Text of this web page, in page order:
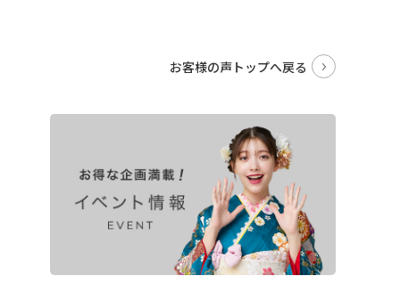
お客様の声トップへ戻る